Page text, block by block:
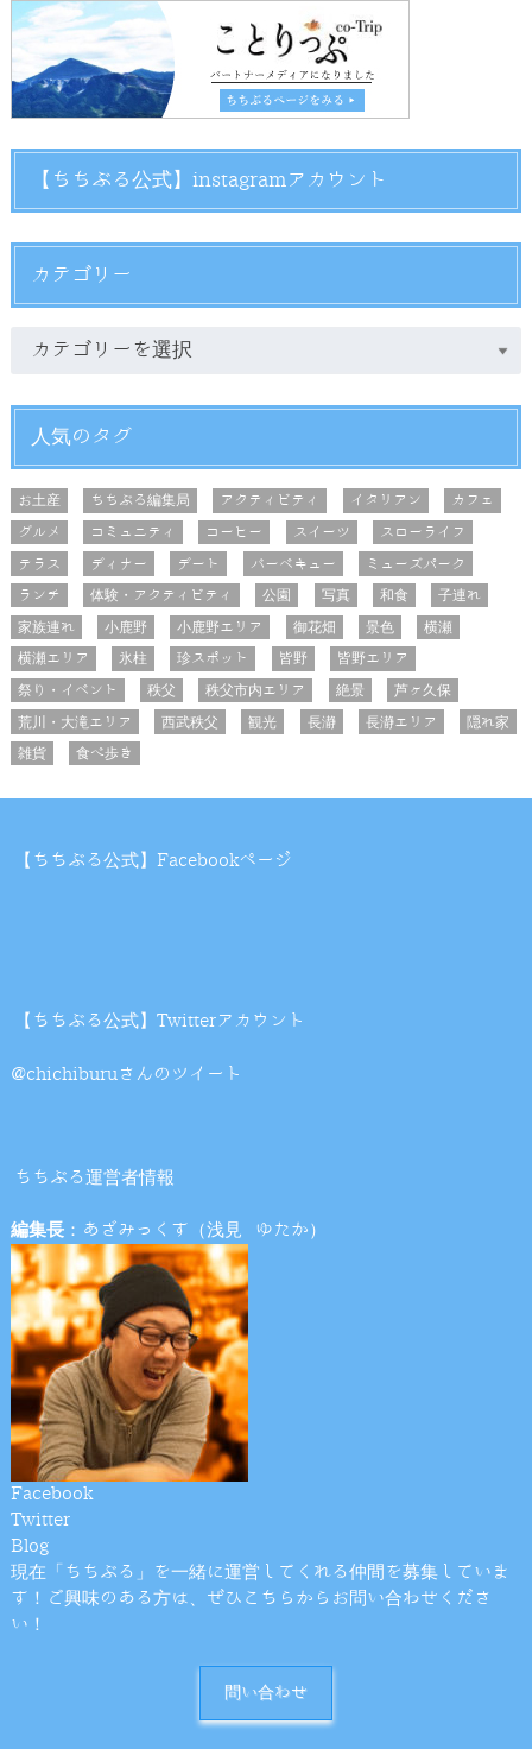
【ちちぶる公式】instagramアカウント
カテゴリー
人気のタグ
お土産 ちちぶる編集局 アクティビティ イタリアン
カフェ
グルメ
コミュニティ コーヒー スイーツ
スローライフ
テラス
ディナー デート バーベキュー
ミューズパーク
ランチ
体験・アクティビティ 公園 写真 和食
子連れ
家族連れ
小鹿野 小鹿野エリア 御花畑 景色
横瀬
横瀬エリア
氷柱 珍スポット 皆野
皆野エリア
祭り・イベント
秩父 秩父市内エリア 絶景
芦ヶ久保
荒川・大滝エリア
西武秩父 観光 長瀞 長瀞エリア
隠れ家
雑貨
食べ歩き
【ちちぶる公式】Facebookページ
【ちちぶる公式】Twitterアカウント
@chichiburuさんのツイート
ちちぶる運営者情報
編集長：あざみっくす（浅見 ゆたか）
Facebook
Twitter
Blog
現在「ちちぶる」を一緒に運営してくれる仲間を募集していま
す！ご興味のある方は、ぜひこちらからお問い合わせくださ
い！
問い合わせ